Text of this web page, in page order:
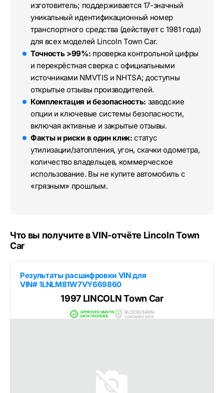
изготовитель; поддерживается 17-значный
уникальный идентификационный номер
транспортного средства (действует с 1981 года)
для всех моделей Lincoln Town Car.
Точность >99%: проверка контрольной цифры
и перекрёстная сверка с официальными
источниками NMVTIS и NHTSA; доступны
открытые отзывы производителей.
Комплектация и безопасность: заводские
опции и ключевые системы безопасности,
включая активные и закрытые отзывы.
Факты и риски в один клик: статус
утилизации/затопления, угон, скачки одометра,
количество владельцев, коммерческое
использование. Вы не купите автомобиль с
«грязным» прошлым.
Что вы получите в VIN-отчёте Lincoln Town
Car
Результаты расшифровки VIN для
VIN# 1LNLM81W7VY669860
1997 LINCOLN Town Car